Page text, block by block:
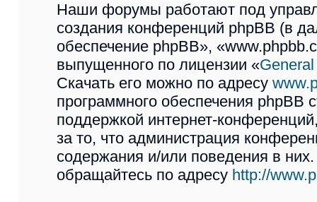
Наши форумы работают под
создания конференций phpBB (в
обеспечение phpBB»,
выпущенного по лицензии «
Скачать его можно по адресу
программного обеспечения phpBB
поддержкой интернет-
за то, что администрация
содержания и/или поведения в
обращайтесь по адресу http://